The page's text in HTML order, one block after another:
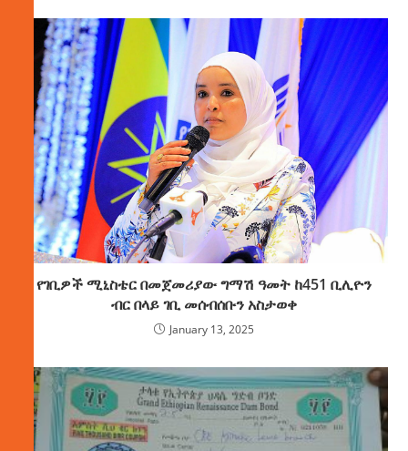
የገቢዎች ሚኒስቴር በመጀመሪያው ግማሽ ዓመት ከ451 ቢሊዮን
ብር በላይ ገቢ መሰብሰቡን አስታወቀ
January 13, 2025